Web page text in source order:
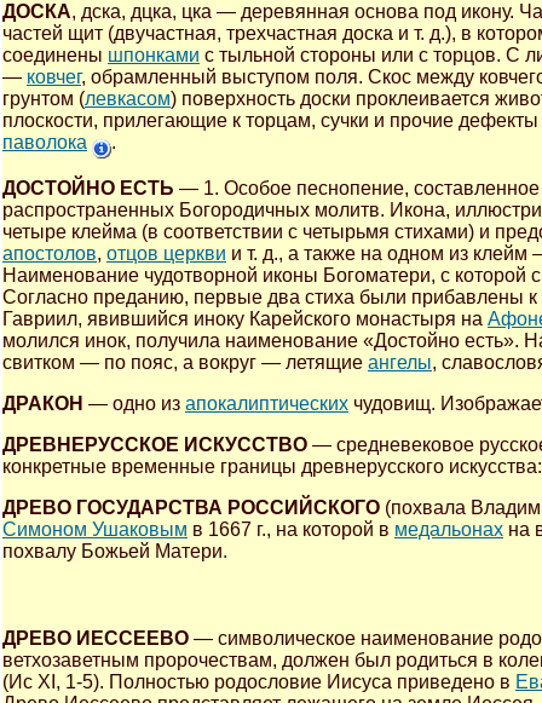
ДОСКА, дска, дцка, цка — деревянная основа под икону.
частей щит (двучастная, трехчастная доска и т. д.), в
соединены шпонками с тыльной стороны или с торцов. С
— ковчег, обрамленный выступом поля. Скос между
грунтом (левкасом) поверхность доски проклеивается
плоскости, прилегающие к торцам, сучки и прочие
паволока
.
ДОСТОЙНО ЕСТЬ — 1. Особое песнопение,
распространенных Богородичных молитв. Икона,
четыре клейма (в соответствии с четырьмя стихами) и
апостолов, отцов церкви и т. д., а также на одном из
Наименование чудотворной иконы Богоматери, с которой
Согласно преданию, первые два стиха были прибавлены
Гавриил, явившийся иноку Карейского монастыря на
молился инок, получила наименование «Достойно есть».
свитком — по пояс, а вокруг — летящие ангелы,
ДРАКОН — одно из апокалиптических чудовищ.
ДРЕВНЕРУССКОЕ ИСКУССТВО — средневековое
конкретные временные границы древнерусского искусства:
ДРЕВО ГОСУДАРСТВА РОССИЙСКОГО (похвала
Симоном Ушаковым в 1667 г., на которой в медальонах на
похвалу Божьей Матери.
ДРЕВО ИЕССЕЕВО — символическое наименование
ветхозаветным пророчествам, должен был родиться в
(Ис XI, 1-5). Полностью родословие Иисуса приведено в